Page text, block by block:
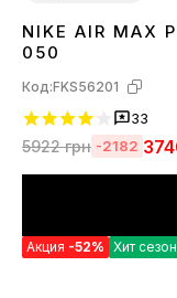
3637 38 39 404142
NIKE AIR MAX
050
Код:FKS56201
33
5922грн -2182
Акция -52% Хит